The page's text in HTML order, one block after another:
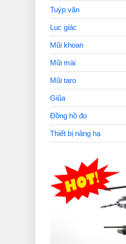
Tuýp vặn
Lục giác
Mũi khoan
Mũi mài
Mũi taro
Giũa
Đồng hồ đo
Thiết bị nâng hạ